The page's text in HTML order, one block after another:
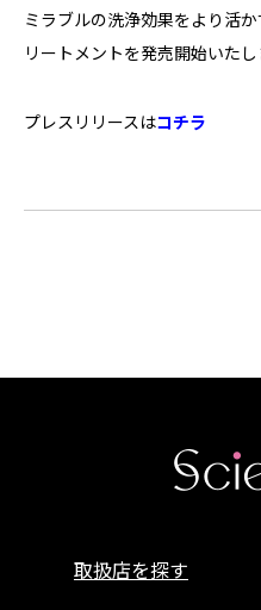
ミラブルの洗浄効果をより活
リートメントを発売開始いた
プレスリリースはコチラ
取扱店を探す